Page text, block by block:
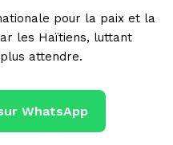
pour la paix et la
les Haïtiens, luttant
attendre.
WhatsApp